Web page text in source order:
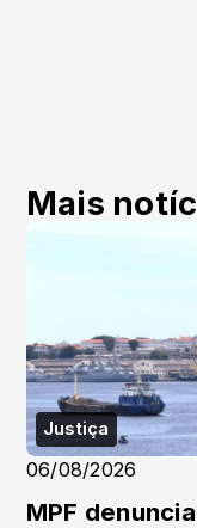
Mais
Justiça
06/08/2026
MPF